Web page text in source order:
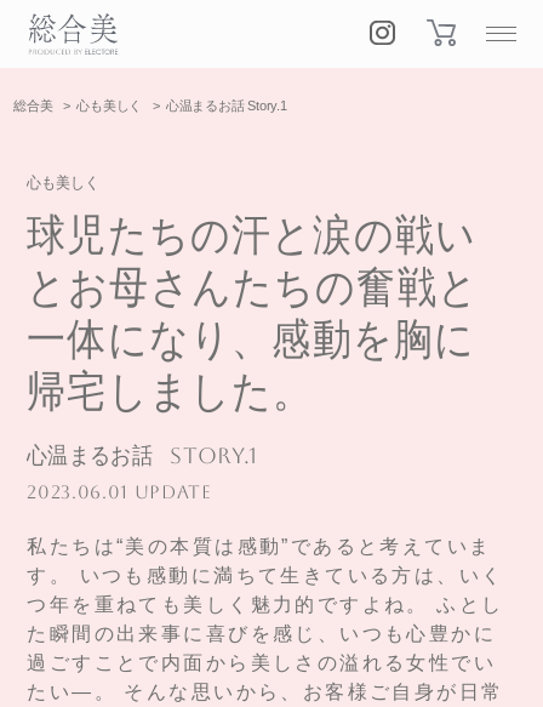
総合美 心も美しく 心温まるお話 Story.1
心も美しく
球児たちの汗と涙の戦い
とお母さんたちの奮戦と
一体になり、感動を胸に
帰宅しました。
心温まるお話 Story.1
2023.06.01 UPDATE
私たちは“美の本質は感動”であると考えていま
す。 いつも感動に満ちて生きている方は、いく
つ年を重ねても美しく魅力的ですよね。 ふとし
た瞬間の出来事に喜びを感じ、いつも心豊かに
過ごすことで内面から美しさの溢れる女性でい
たい—。 そんな思いから、お客様ご自身が日常